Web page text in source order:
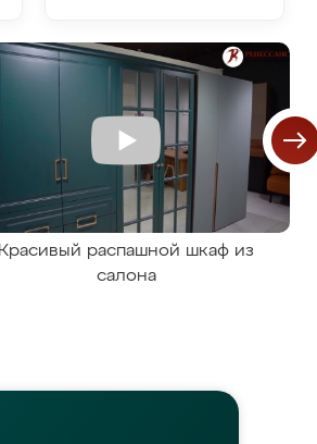
Красивый распашной шкаф из
салона